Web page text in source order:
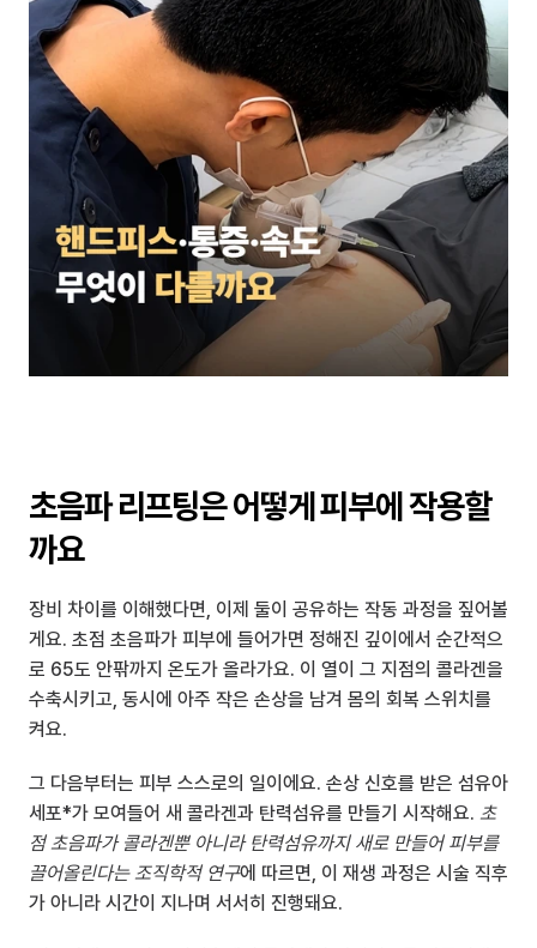
초음파 리프팅은 어떻게 피부에 작용할
까요
장비 차이를 이해했다면, 이제 둘이 공유하는 작동 과정을 짚어볼
게요. 초점 초음파가 피부에 들어가면 정해진 깊이에서 순간적으
로 65도 안팎까지 온도가 올라가요. 이 열이 그 지점의 콜라겐을
수축시키고, 동시에 아주 작은 손상을 남겨 몸의 회복 스위치를
켜요.
그 다음부터는 피부 스스로의 일이에요. 손상 신호를 받은 섬유아
세포*가 모여들어 새 콜라겐과 탄력섬유를 만들기 시작해요. 초
점 초음파가 콜라겐뿐 아니라 탄력섬유까지 새로 만들어 피부를
끌어올린다는 조직학적 연구에 따르면, 이 재생 과정은 시술 직후
가 아니라 시간이 지나며 서서히 진행돼요.